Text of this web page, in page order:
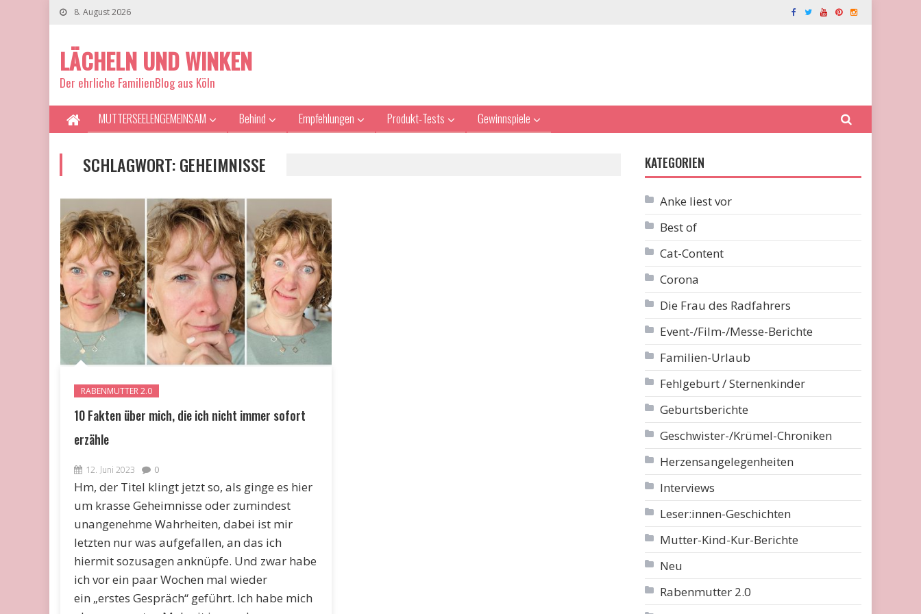
8. August 2026
LÄCHELN UND WINKEN
Der ehrliche FamilienBlog aus Köln
MUTTERSEELENGEMEINSAM Behind Empfehlungen Produkt-Tests Gewinnspiele
SCHLAGWORT:GEHEIMNISSE
RABENMUTTER 2.0
10 Fakten über mich, die ich nicht immer sofort
erzähle
12. Juni 2023 0
Hm, der Titel klingt jetzt so, als ginge es hier
um krasse Geheimnisse oder zumindest
unangenehme Wahrheiten, dabei ist mir
letzten nur was aufgefallen, an das ich
hiermit sozusagen anknüpfe. Und zwar habe
ich vor ein paar Wochen mal wieder
ein „erstes Gespräch“ geführt. Ich habe mich
KATEGORIEN
Anke liest vor
Best of
Cat-Content
Corona
Die Frau des Radfahrers
Event-/Film-/Messe-Berichte
Familien-Urlaub
Fehlgeburt / Sternenkinder
Geburtsberichte
Geschwister-/Krümel-Chroniken
Herzensangelegenheiten
Interviews
Leser:innen-Geschichten
Mutter-Kind-Kur-Berichte
Neu
Rabenmutter 2.0